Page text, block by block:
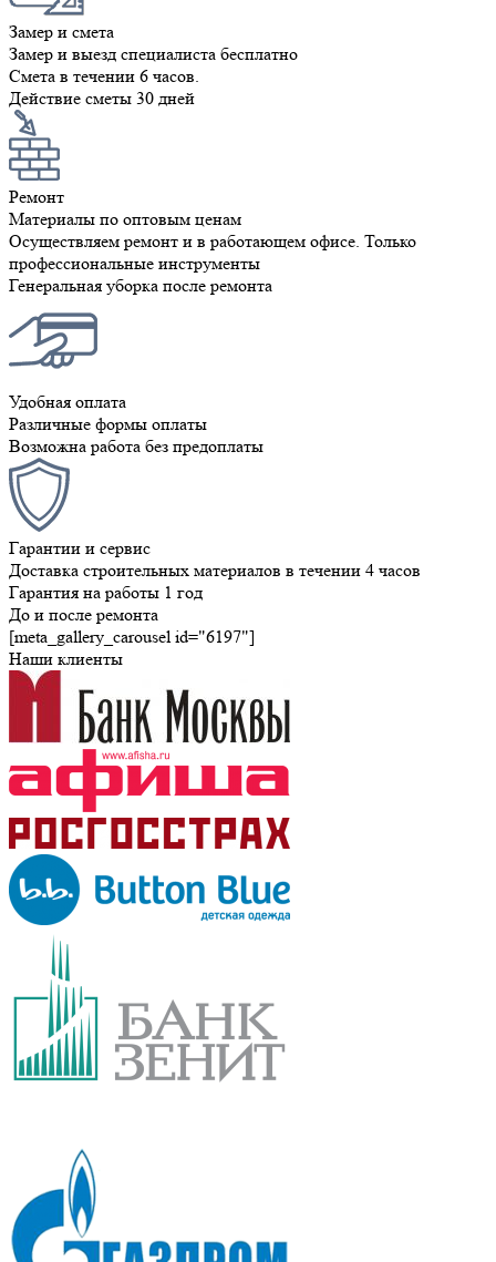
Замер и смета
Замер и выезд специалиста бесплатно
Смета в течении 6 часов.
Действие сметы 30 дней
Ремонт
Материалы по оптовым ценам
Осуществляем ремонт и в работающем офисе. Только
профессиональные инструменты
Генеральная уборка после ремонта
Удобная оплата
Различные формы оплаты
Возможна работа без предоплаты
Гарантии и сервис
Доставка строительных материалов в течении 4 часов
Гарантия на работы 1 год
До и после ремонта
[meta_gallery_carousel id="6197"]
Наши клиенты